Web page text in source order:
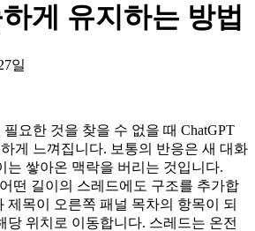
게 유지하는 방법
일
요한 것을 찾을 수 없을 때 ChatGPT
게 느껴집니다. 보통의 반응은 새 대화
는 쌓아온 맥락을 버리는 것입니다.
떤 길이의 스레드에도 구조를 추가합
제목이 오른쪽 패널 목차의 항목이 되
당 위치로 이동합니다. 스레드는 온전